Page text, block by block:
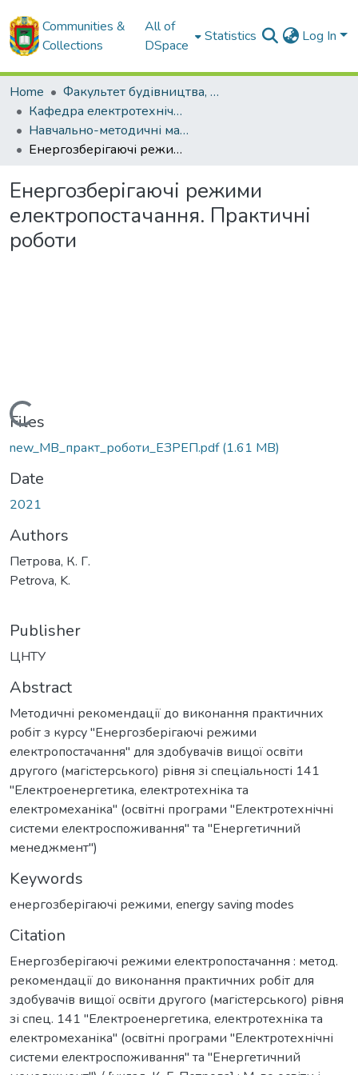
Communities &
Collections
All of
DSpace
Statistics Log In
Home
Факультет будівництва, транспорту та енергетики
Кафедра електротехнічних систем та енергетичного менеджменту
Навчально-методичні матеріали кафедри ЕТС та ЕМ
Енергозберігаючі режими електропостачання. Практичні роботи
Енергозберігаючі режими
електропостачання. Практичні
роботи
Loading...
Files
new_МВ_практ_роботи_ЕЗРЕП.pdf(1.61 MB)
Date
2021
Authors
Петрова, К. Г.
Petrova, K.
Publisher
ЦНТУ
Abstract
Методичні рекомендації до виконання практичних
робіт з курсу "Енергозберігаючі режими
електропостачання" для здобувачів вищої освіти
другого (магістерського) рівня зі спеціальності 141
"Електроенергетика, електротехніка та
електромеханіка" (освітні програми "Електротехнічні
системи електроспоживання" та "Енергетичний
менеджмент")
Keywords
енергозберігаючі режими, energy saving modes
Citation
Енергозберігаючі режими електропостачання : метод.
рекомендації до виконання практичних робіт для
здобувачів вищої освіти другого (магістерського) рівня
зі спец. 141 "Електроенергетика, електротехніка та
електромеханіка" (освітні програми "Електротехнічні
системи електроспоживання" та "Енергетичний